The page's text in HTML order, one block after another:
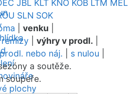
plochy
JBL KLT KNO KOB LTM MEL
SLN SOK
venku
remízy výhry v prodl.
prodl. nebo náj. s nulou
a soutěže.
soupeře.